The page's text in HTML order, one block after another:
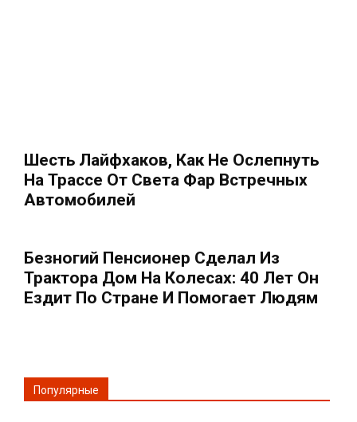
Шесть Лайфхаков, Как Не Ослепнуть
На Трассе От Света Фар Встречных
Автомобилей
Безногий Пенсионер Сделал Из
Трактора Дом На Колесах: 40 Лет Он
Ездит По Стране И Помогает Людям
Популярные